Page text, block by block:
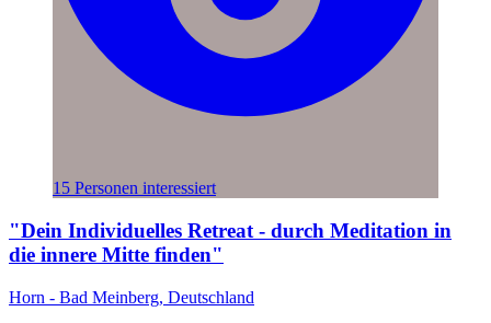
15 Personen interessiert
"Dein Individuelles Retreat - durch Meditation in
die innere Mitte finden"
Horn - Bad Meinberg, Deutschland